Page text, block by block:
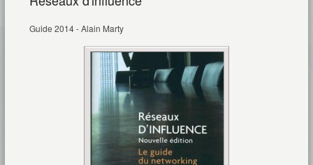
Guide 2014 - Alain Marty